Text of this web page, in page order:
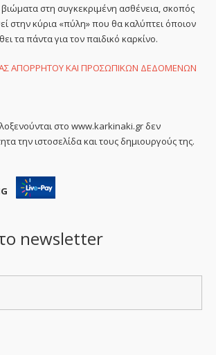
στη συγκεκριμένη ασθένεια, σκοπός
στην κύρια «πύλη» που θα καλύπτει όποιον
τα πάντα για τον παιδικό καρκίνο.
ΑΠΟΡΡΗΤΟΥ ΚΑΙ ΠΡΟΣΩΠΙΚΩΝ ΔΕΔΟΜΕΝΩΝ
στο www.karkinaki.gr δεν
την ιστοσελίδα και τους δημιουργούς της.
newsletter